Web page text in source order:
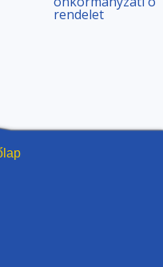
rendelet